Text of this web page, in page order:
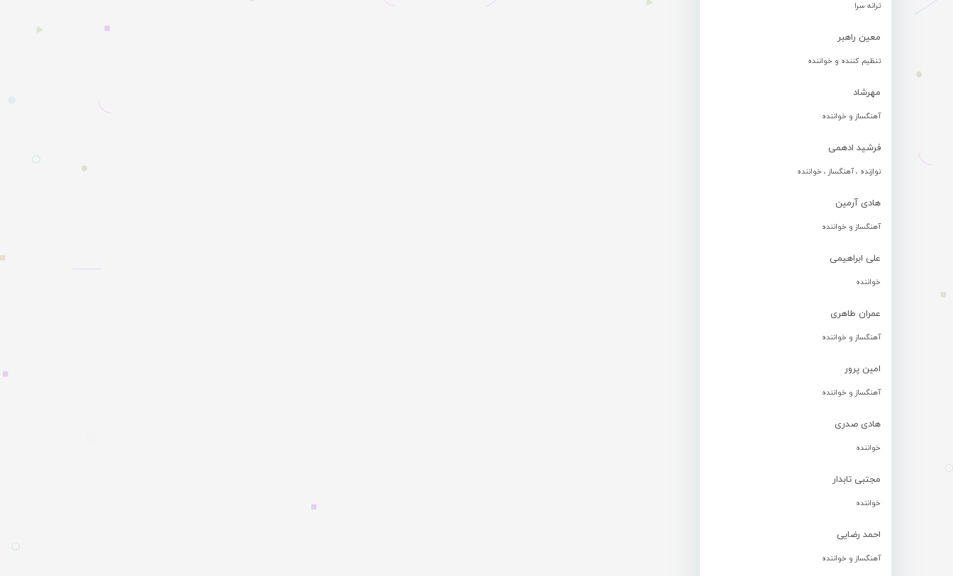
ترانه سرا
معین راهبر
تنظیم کننده و خواننده
مهرشاد
آهنگساز و خواننده
فرشید ادهمی
نوازنده ، آهنگساز ، خواننده
هادی آرمین
آهنگساز و خواننده
علی ابراهیمی
خواننده
عمران طاهری
آهنگساز و خواننده
امین پرور
آهنگساز و خواننده
هادی صدری
خواننده
مجتبی تابدار
خواننده
احمد رضایی
آهنگساز و خواننده